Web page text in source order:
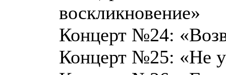
воскликновение»
Концерт №24:
Концерт №25: «Не